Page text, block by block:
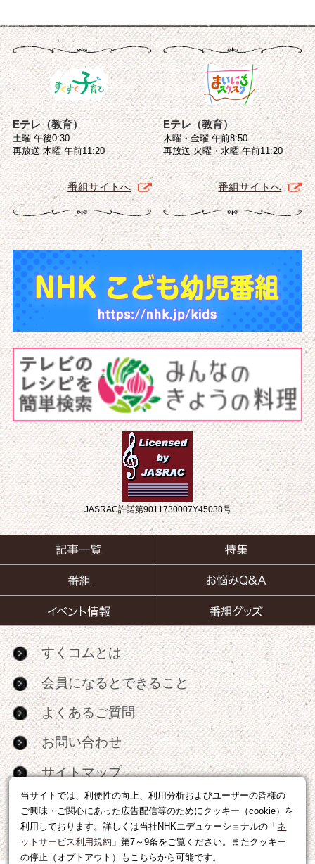
当サイトでは、利便性の向上、利用分析およびユーザーの皆様の
ご興味・ご関心にあった広告配信等のためにクッキー（cookie）を
利用しております。詳しくは当社NHKエデュケーショナルの「 ネ
ットサービス利用規約 」第7～9条をご覧ください。またクッキー
の停止（オプトアウト）もこちらから可能です。
Eテレ（教育）
土曜 午後0:30
再放送 木曜 午前11:20
番組サイトへ
Eテレ（教育）
木曜・金曜 午前8:50
再放送 火曜・水曜 午前11:20
番組サイトへ
JASRAC許諾第9011730007Y45038号
すくコムとは
会員になるとできること
よくあるご質問
お問い合わせ
サイトマップ
RSS
広告出稿・パートナーシップについて